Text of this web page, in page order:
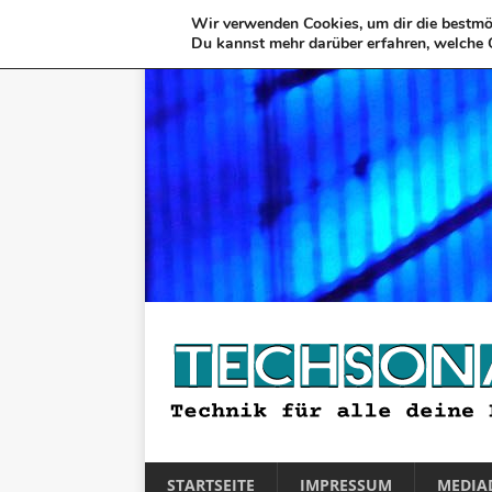
STARTSEITE IMPRESSUM
Wir verwenden Cookies, um dir die
Du kannst mehr darüber erfahren,